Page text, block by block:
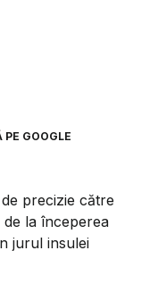
PE GOOGLE
precizie către
la începerea
jurul insulei